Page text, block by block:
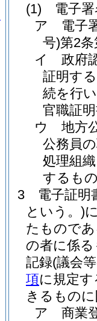
(1)
電子
ア
電子
号)第2
イ
政府
証明す
続を行
官職証
ウ
地方
公務員
処理組
するも
3
電子証
という。)
たもので
の者に係
記録(議会
項に規定
きるもの
ア 商業